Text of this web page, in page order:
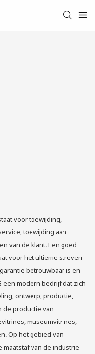
voor toewijding,
toewijding aan
van de klant. Een goed
voor het ultieme streven
betrouwbaar is en
een modern bedrijf dat zich
ontwerp, productie,
de productie van
museumvitrines,
Op het gebied van
van de industrie